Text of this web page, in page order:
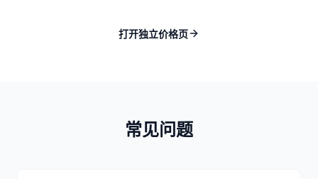
打开独立价格页
常见问题